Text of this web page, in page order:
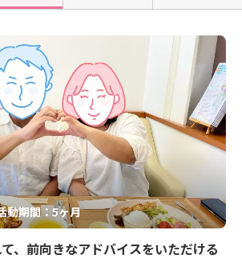
動期間：5ヶ月
、前向きなアドバイスをいただける